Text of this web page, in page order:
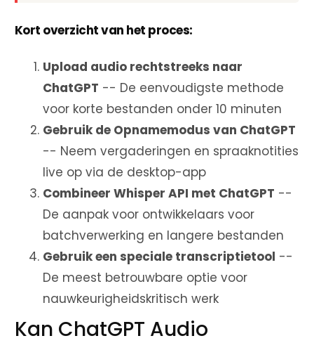
Kort overzicht van het proces:
Upload audio rechtstreeks naar
ChatGPT -- De eenvoudigste methode
voor korte bestanden onder 10 minuten
Gebruik de Opnamemodus van ChatGPT
-- Neem vergaderingen en spraaknotities
live op via de desktop-app
Combineer Whisper API met ChatGPT --
De aanpak voor ontwikkelaars voor
batchverwerking en langere bestanden
Gebruik een speciale transcriptietool --
De meest betrouwbare optie voor
nauwkeurigheidskritisch werk
Kan ChatGPT Audio